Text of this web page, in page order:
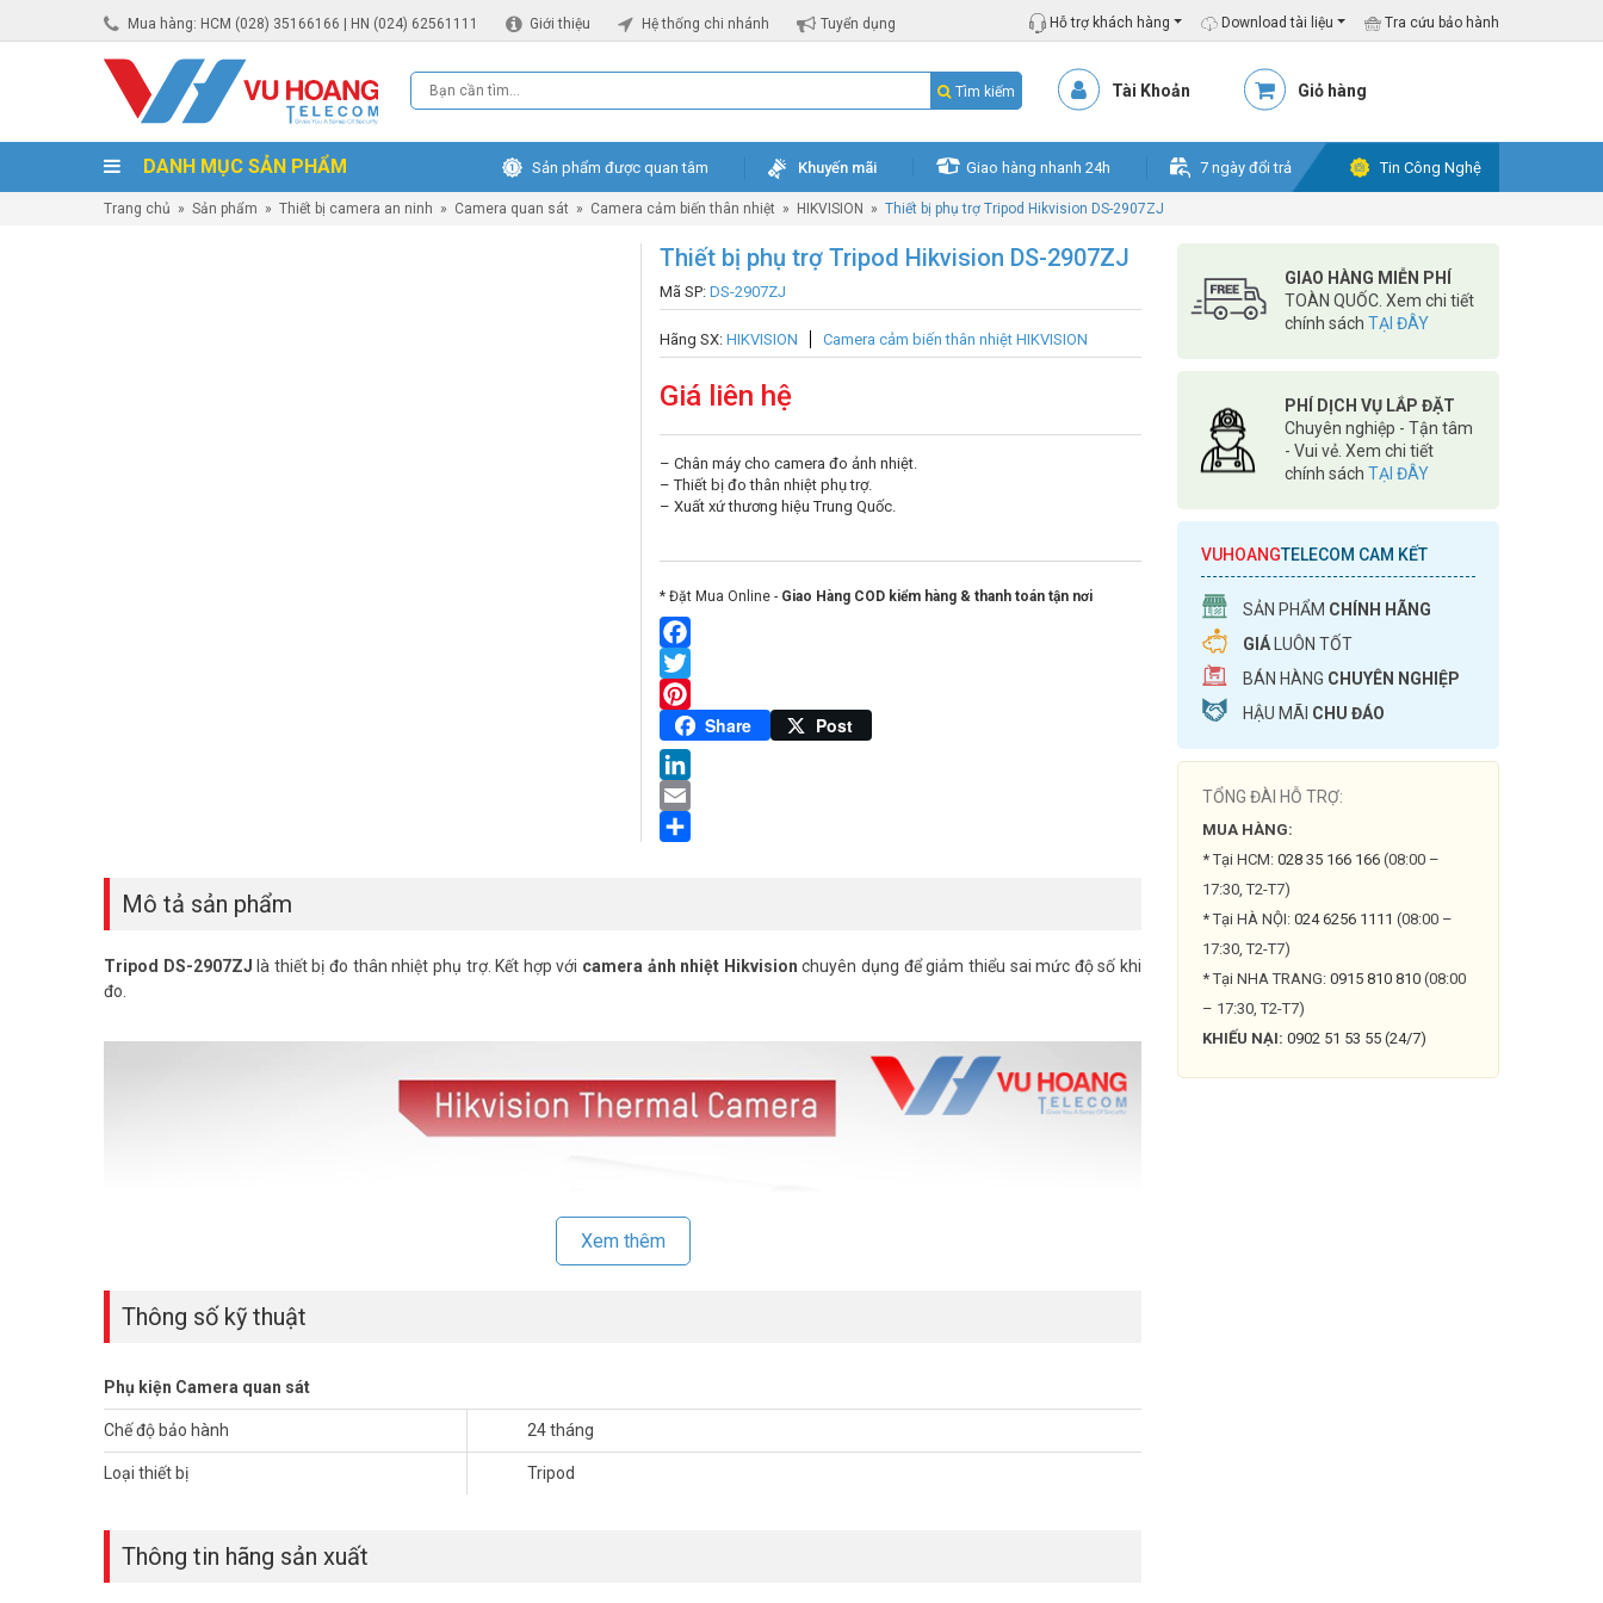
Mua hàng: HCM (028) 35166166 | HN (024) 62561111 Giới thiệu Hệ thống chi nhánh Tuyển dụng Hỗ trợ khách hàng Download tài liệu Tra cứu bảo hành
Tìm kiếm Tài Khoản Giỏ hàng
DANH MỤC SẢN PHẨM Sản phẩm được quan tâm Khuyến mãi Giao hàng nhanh 24h 7 ngày đổi trả Tin Công Nghệ
Trang chủ » Sản phẩm » Thiết bị camera an ninh » Camera quan sát » Camera cảm biến thân nhiệt » HIKVISION » Thiết bị phụ trợ Tripod Hikvision DS-2907ZJ
Thiết bị phụ trợ Tripod Hikvision DS-2907ZJ
Mã SP: DS-2907ZJ
Hãng SX: HIKVISION Camera cảm biến thân nhiệt HIKVISION
Giá liên hệ
– Chân máy cho camera đo ảnh nhiệt.
– Thiết bị đo thân nhiệt phụ trợ.
– Xuất xứ thương hiệu Trung Quốc.
* Đặt Mua Online - Giao Hàng COD kiểm hàng & thanh toán tận nơi
Facebook
Twitter
Pinterest
Share Post
LinkedIn
Email
Mô tả sản phẩm
Tripod DS-2907ZJ là thiết bị đo thân nhiệt phụ trợ. Kết hợp với camera ảnh nhiệt Hikvision chuyên dụng để giảm thiểu sai mức độ số khi
đo.
Xem thêm
Thông số kỹ thuật
Phụ kiện Camera quan sát
Chế độ bảo hành 24 tháng
Loại thiết bị Tripod
Thông tin hãng sản xuất
GIAO HÀNG MIỄN PHÍ
TOÀN QUỐC. Xem chi tiết
chính sách TẠI ĐÂY
PHÍ DỊCH VỤ LẮP ĐẶT
Chuyên nghiệp - Tận tâm
- Vui vẻ. Xem chi tiết
chính sách TẠI ĐÂY
VUHOANGTELECOM CAM KẾT
SẢN PHẨM CHÍNH HÃNG
GIÁ LUÔN TỐT
BÁN HÀNG CHUYÊN NGHIỆP
HẬU MÃI CHU ĐÁO
TỔNG ĐÀI HỖ TRỢ:
MUA HÀNG:
* Tại HCM: 028 35 166 166 (08:00 –
17:30, T2-T7)
* Tại HÀ NỘI: 024 6256 1111 (08:00 –
17:30, T2-T7)
* Tại NHA TRANG: 0915 810 810 (08:00
– 17:30, T2-T7)
KHIẾU NẠI: 0902 51 53 55 (24/7)